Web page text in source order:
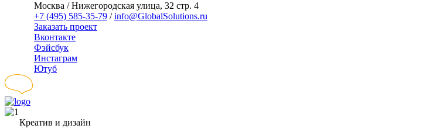
Москва / Нижегородская улица, 32 стр. 4
+7 (495) 585-35-79 /info@GlobalSolutions.ru
Заказать проект
Вконтакте
Фэйсбук
Инстаграм
Ютуб
Креатив и дизайн